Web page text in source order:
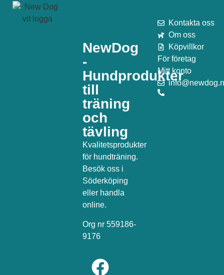
NewDog
-
Hundprodukter
till
träning
och
tävling
Kvalitetsprodukter
för hundträning.
Besök oss i
Söderköping
eller handla
online.
Org nr 559186-
9176
Kontakta oss
Om oss
Köpvillkor
För företag
Mitt konto